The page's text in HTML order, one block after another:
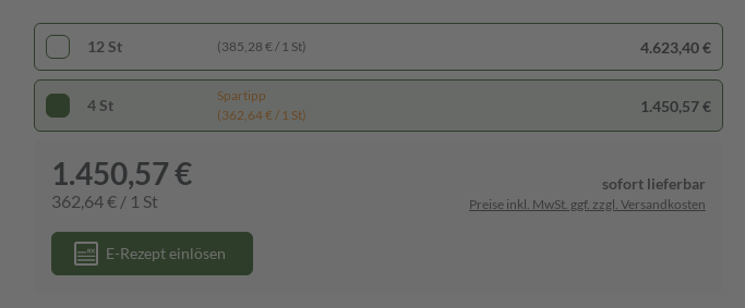
12 St (385,28 € / 1 St) 4.623,40 €
4 St
Spartipp
(362,64 € / 1 St)
1.450,57 €
1.450,57 €
362,64 € / 1 St
sofort lieferbar
Preise inkl. MwSt. ggf. zzgl. Versandkosten
E-Rezept einlösen